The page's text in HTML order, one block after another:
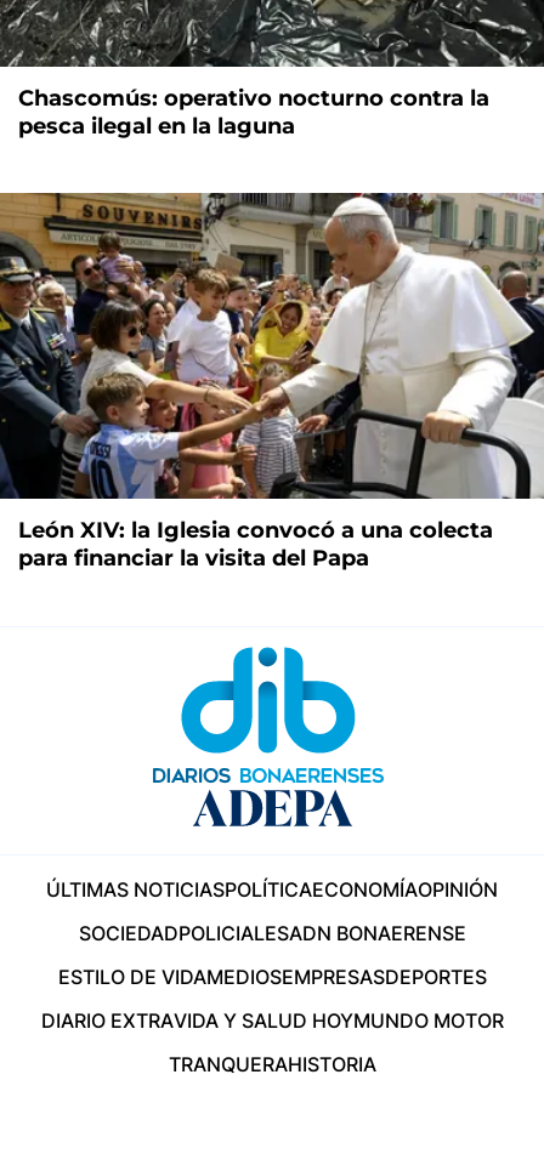
Chascomús: operativo nocturno contra la
pesca ilegal en la laguna
León XIV: la Iglesia convocó a una colecta
para financiar la visita del Papa
ÚLTIMAS NOTICIASPOLÍTICAECONOMÍAOPINIÓN
SOCIEDADPOLICIALESADN BONAERENSE
ESTILO DE VIDAMEDIOSEMPRESASDEPORTES
DIARIO EXTRAVIDA Y SALUD HOYMUNDO MOTOR
TRANQUERAHISTORIA